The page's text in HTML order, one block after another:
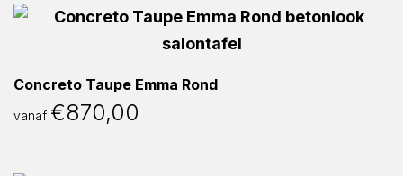
Concreto Taupe Emma Rond
vanaf €870,00